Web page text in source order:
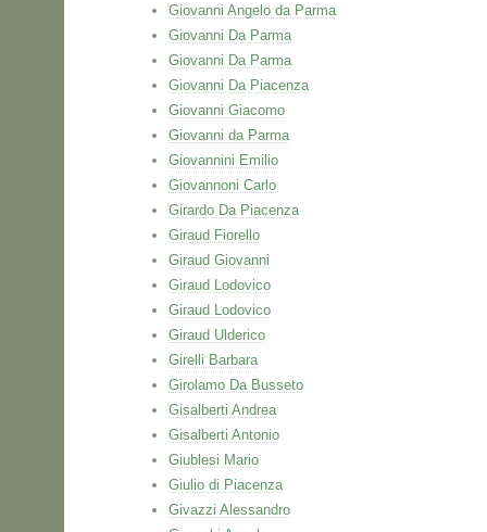
Giovanni Angelo da Parma
Giovanni Da Parma
Giovanni Da Parma
Giovanni Da Piacenza
Giovanni Giacomo
Giovanni da Parma
Giovannini Emilio
Giovannoni Carlo
Girardo Da Piacenza
Giraud Fiorello
Giraud Giovanni
Giraud Lodovico
Giraud Lodovico
Giraud Ulderico
Girelli Barbara
Girolamo Da Busseto
Gisalberti Andrea
Gisalberti Antonio
Giublesi Mario
Giulio di Piacenza
Givazzi Alessandro